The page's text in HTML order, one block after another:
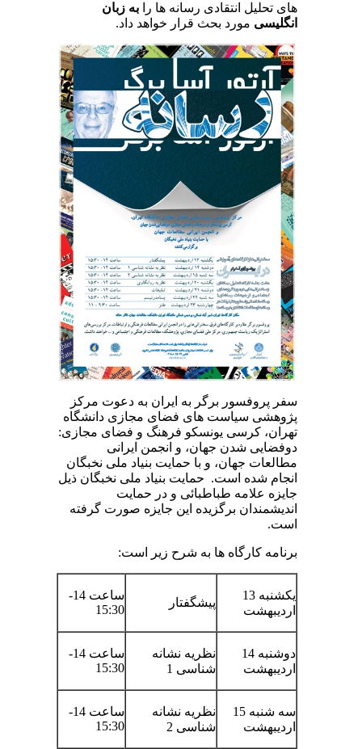
های تحلیل انتقادی رسانه ها را
به زبان
انگلیسیمورد بحث قرار خواهد داد.
سفر پروفسور برگر به ایران به دعوت مرکز
پژوهشی سیاست های فضای مجازی دانشگاه
تهران، کرسی یونسکو فرهنگ و فضای مجازی:
دوفضایی شدن جهان، و انجمن ایرانی
مطالعات جهان، و با حمایت بنیاد ملی نخبگان
انجام شده است. حمایت بنیاد ملی نخبگان ذیل
جایزه علامه طباطبائی و در حمایت
اندیشمندان برگزیده این جایزه صورت گرفته
است.
برنامه کارگاه ها به شرح زیر است:
یکشنبه 13
اردیبهشت
پیشگفتار
ساعت 14-
15:30
دوشنبه 14
اردیبهشت
نظریه نشانه
شناسی 1
ساعت 14-
15:30
سه شنبه 15
اردیبهشت
نظریه نشانه
شناسی 2
ساعت 14-
15:30